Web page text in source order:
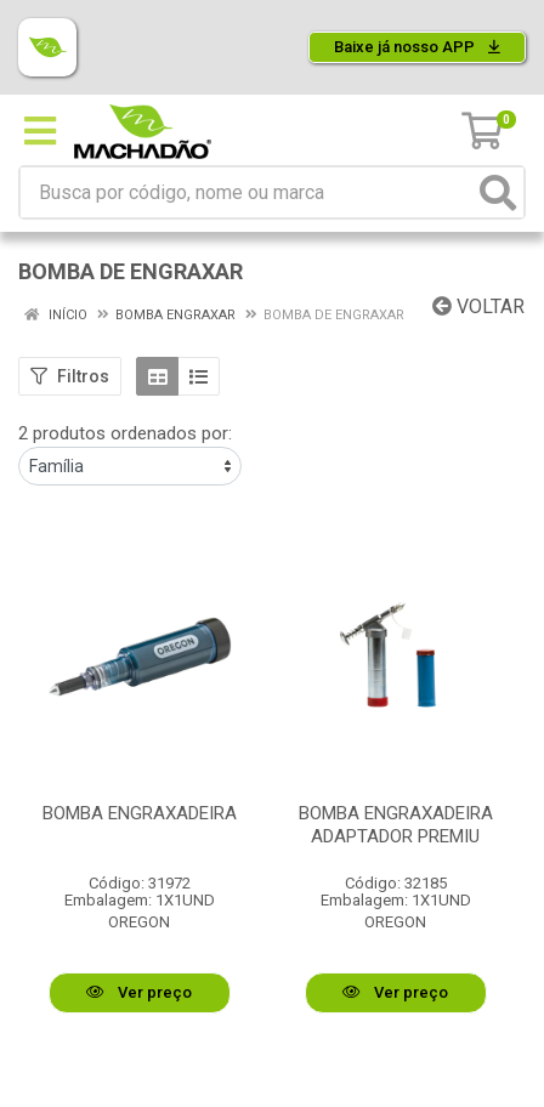
Baixe já nosso APP
0
BOMBA DE ENGRAXAR
VOLTAR
INÍCIO BOMBA ENGRAXAR BOMBA DE ENGRAXAR
Filtros
2 produtos ordenados por:
BOMBA ENGRAXADEIRA
Código: 31972
Embalagem: 1X1UND
OREGON
Ver preço
BOMBA ENGRAXADEIRA
ADAPTADOR PREMIU
Código: 32185
Embalagem: 1X1UND
OREGON
Ver preço